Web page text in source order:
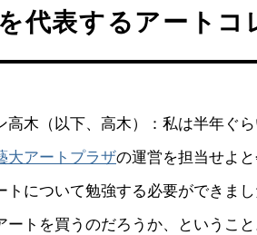
代表するアートコ
高木（以下、高木）：私は半年ぐ
大アートプラザの運営を担当せよ
トについて勉強する必要ができま
ートを買うのだろうか、というこ